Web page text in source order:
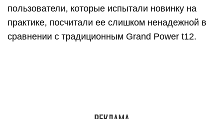
и габаритах оружия (рисунок 4).